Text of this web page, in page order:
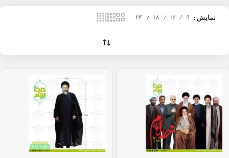
نمایش 9
12
18
24